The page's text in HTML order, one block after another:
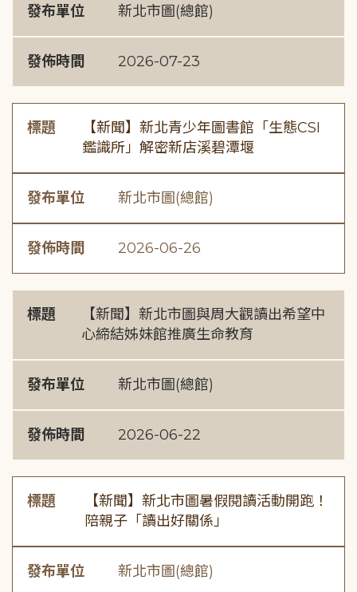
發布單位 新北市圖(總館)
發佈時間 2026-07-23
標題
【新聞】新北青少年圖書館「生態CSI
鑑識所」解密新店溪碧潭堰
發布單位 新北市圖(總館)
發佈時間 2026-06-26
標題
【新聞】新北市圖與周大觀讀出希望中
心締結姊妹館推廣生命教育
發布單位 新北市圖(總館)
發佈時間 2026-06-22
標題
【新聞】新北市圖暑假閱讀活動開跑！
陪親子「讀出好關係」
發布單位 新北市圖(總館)